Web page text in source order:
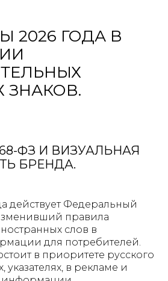
2026 ГОДА В
ЗНАКОВ.
ФЗ И ВИЗУАЛЬНАЯ
БРЕНДА.
действует Федеральный
правила
слов в
для потребителей.
в приоритете русского
указателях, в рекламе и